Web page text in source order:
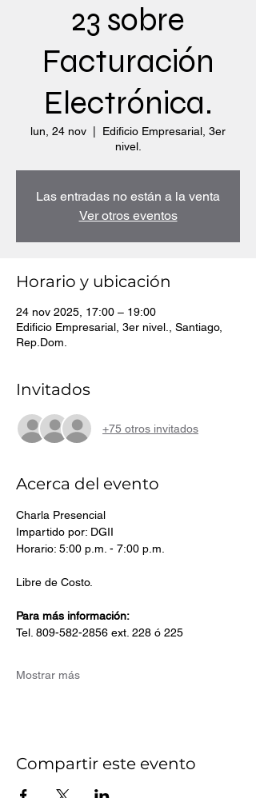
23 sobre
Facturación
Electrónica.
lun, 24 nov
Edificio Empresarial, 3er
nivel.
Las entradas no están a la venta
Ver otros eventos
Horario y ubicación
24 nov 2025, 17:00 – 19:00
Edificio Empresarial, 3er nivel., Santiago,
Rep.Dom.
Invitados
+75 otros invitados
Acerca del evento
Charla Presencial
Impartido por: DGII
Horario: 5:00 p.m. - 7:00 p.m.
Libre de Costo.
Para más información:
Tel. 809-582-2856 ext. 228 ó 225
Mostrar más
Compartir este evento